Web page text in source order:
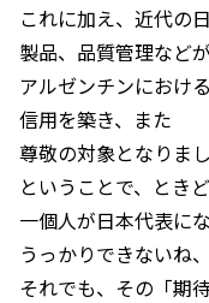
これに加え、近代の
製品、品質管理などが
アルゼンチンにおけ
信用を築き、また
尊敬の対象となりまし
ということで、とき
一個人が日本代表に
うっかりできないね
それでも、その「期